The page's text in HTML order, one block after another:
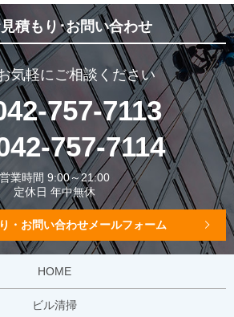
積もり･お問い合わせ
気軽にご相談ください
757-7113
757-7114
営業時間 9:00～21:00
定休日 年中無休
・お問い合わせメールフォーム
HOME
ビル清掃